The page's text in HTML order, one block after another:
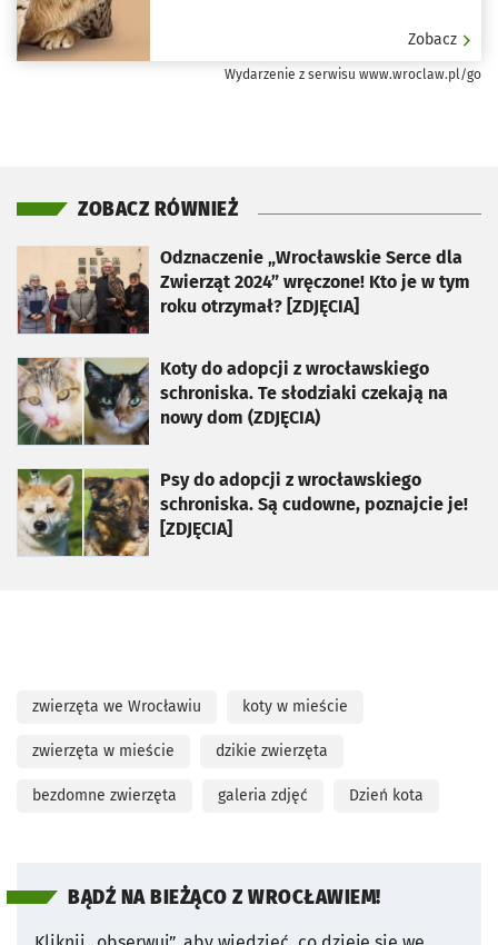
Zobacz
Wydarzenie z serwisu www.wroclaw.pl/go
ZOBACZ RÓWNIEŻ
Odznaczenie „Wrocławskie Serce dla
Zwierząt 2024” wręczone! Kto je w tym
roku otrzymał? [ZDJĘCIA]
otworzy się w nowej karcie
Koty do adopcji z wrocławskiego
schroniska. Te słodziaki czekają na
nowy dom (ZDJĘCIA)
otworzy się w nowej karcie
Psy do adopcji z wrocławskiego
schroniska. Są cudowne, poznajcie je!
[ZDJĘCIA]
otworzy się w nowej karcie
zwierzęta we Wrocławiu koty w mieście
zwierzęta w mieście dzikie zwierzęta
bezdomne zwierzęta galeria zdjęć Dzień kota
BĄDŹ NA BIEŻĄCO Z WROCŁAWIEM!